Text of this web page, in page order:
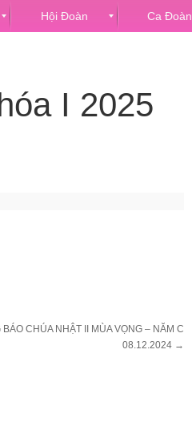
Hội Đoàn Ca Đoàn
I 2025
BÁO CHÚA NHẬT II MÙA VỌNG – NĂM C
08.12.2024 →